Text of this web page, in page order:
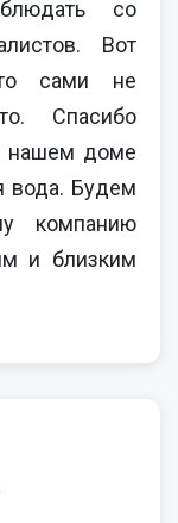
со
Вот
сами не
Спасибо
нашем доме
вода. Будем
компанию
и близким